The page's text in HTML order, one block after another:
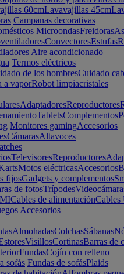
60cmLavavajillas 45cm
Campanas decorativas
MicroondasFreidoras
ConvectoresEstufas
Aire acondicionado
Termos eléctricos
de los hombresCuidado
a vaporRobot limpiacristales
AdaptadoresReproductores
TabletsComplementos
Monitores gamingAccesorios
CámarasAltavoces
TelevisoresReproductores
Motos eléctricasAccesorios
fijosGadgets y complementos
de fotosTrípodes
Cables de alimentaciónCables
Accesorios
AlmohadasColchasSábanas
VisillosCortinasBarras de
FundasCojín con relleno
sofás Fundas de sofásPlaids